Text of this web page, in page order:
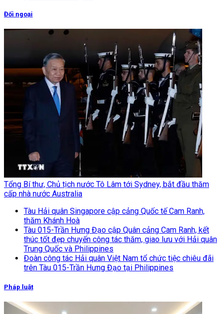
Đối ngoại
Tổng Bí thư, Chủ tịch nước Tô Lâm tới Sydney, bắt đầu thăm
cấp nhà nước Australia
Tàu Hải quân Singapore cập cảng Quốc tế Cam Ranh,
thăm Khánh Hoà
Tàu 015-Trần Hưng Đạo cập Quân cảng Cam Ranh, kết
thúc tốt đẹp chuyến công tác thăm, giao lưu với Hải quân
Trung Quốc và Philippines
Đoàn công tác Hải quân Việt Nam tổ chức tiệc chiêu đãi
trên Tàu 015-Trần Hưng Đạo tại Philippines
Pháp luật